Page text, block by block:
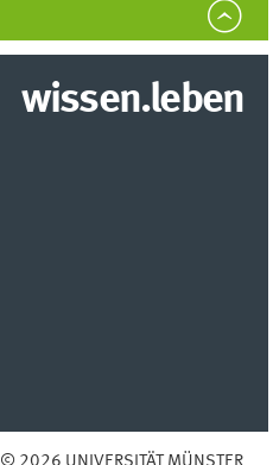
wissen.leben